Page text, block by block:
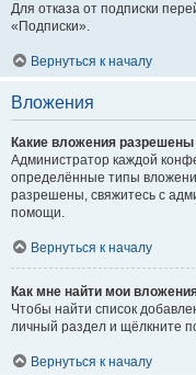
Для отказа от подписки
«Подписки».
Вернуться к началу
Вложения
Какие вложения
Администратор каждой
определённые типы
разрешены, свяжитесь с
помощи.
Вернуться к началу
Как мне найти мои
Чтобы найти список
личный раздел и щёлкните
Вернуться к началу